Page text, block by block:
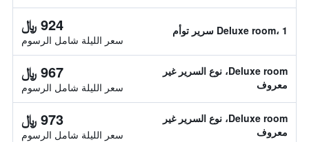
Deluxe room، 1 سرير توأم 924 ﷼
سعر الليلة شامل الرسوم
Deluxe room، نوع السرير غير
معروف
967 ﷼
سعر الليلة شامل الرسوم
Deluxe room، نوع السرير غير
معروف
973 ﷼
سعر الليلة شامل الرسوم